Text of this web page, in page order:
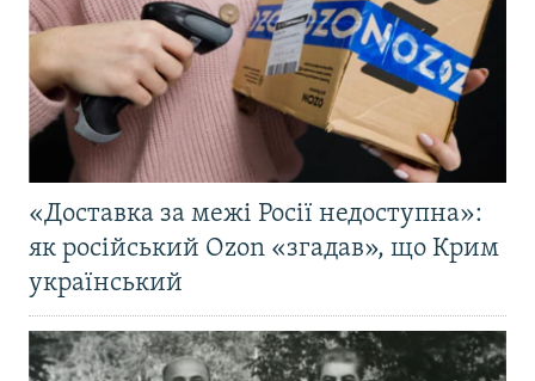
«Доставка за межі Росії недоступна»:
як російський Ozon «згадав», що Крим
український